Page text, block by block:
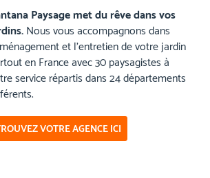
Paysage met du rêve dans vos
Nous vous accompagnons dans
et l’entretien de votre jardin
en France avec 30 paysagistes à
service répartis dans 24 départements
VOTRE AGENCE ICI